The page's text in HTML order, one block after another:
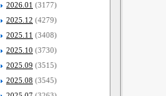
2026.01 (3177)
2025.12 (4279)
2025.11 (3408)
2025.10 (3730)
2025.09 (3515)
2025.08 (3545)